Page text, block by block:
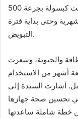
تجربته كمكمل غذائي بشكل منتظم. استخدمت كبسولة بجرعة 500
وحتى بداية فترة
التبويض.
والحيوية، وشعرت
أشهر من الاستخدام
أشارت السيدة إلى
تحسين صحة جهازها
خطة شاملة ساعدتها